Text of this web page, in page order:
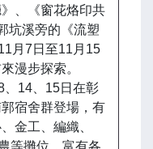
、《窗花烙印共
坑溪旁的《流塑
月7日至11月15
漫步探索。
、14、15日在彰
宿舍群登場，有
金工、編織、